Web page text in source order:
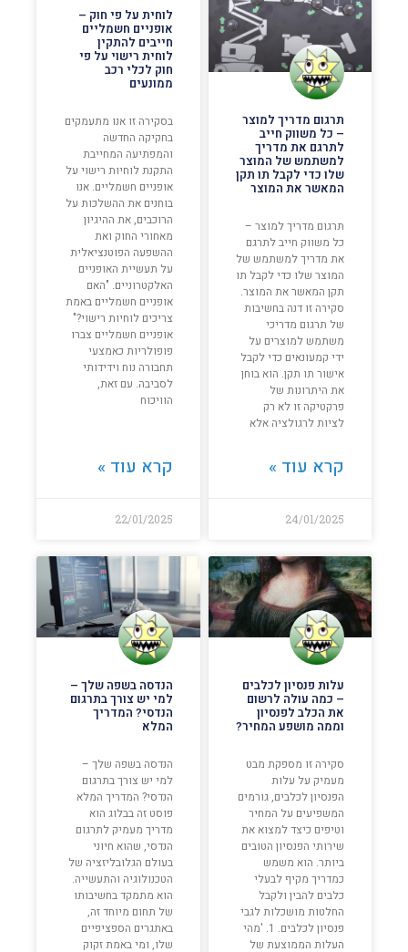
תרגום מדריך למוצר
– כל משווק חייב
לתרגם את מדריך
למשתמש של המוצר
שלו כדי לקבל תו תקן
המאשר את המוצר
תרגום מדריך למוצר –
כל משווק חייב לתרגם
את מדריך למשתמש של
המוצר שלו כדי לקבל תו
תקן המאשר את המוצר.
סקירה זו דנה בחשיבות
של תרגום מדריכי
משתמש למוצרים על
ידי קמעונאים כדי לקבל
אישור תו תקן. הוא בוחן
את היתרונות של
פרקטיקה זו לא רק
לציות לרגולציה אלא
קרא עוד »
24/01/2025
לוחית על פי חוק –
אופניים חשמליים
חייבים להתקין
לוחית רישוי על פי
חוק לכלי רכב
ממונעים
בסקירה זו אנו מתעמקים
בחקיקה החדשה
והמפתיעה המחייבת
התקנת לוחיות רישוי על
אופניים חשמליים. אנו
בוחנים את ההשלכות על
הרוכבים, את ההיגיון
מאחורי החוק ואת
ההשפעה הפוטנציאלית
על תעשיית האופניים
האלקטרוניים. "האם
אופניים חשמליים באמת
צריכים לוחיות רישוי?"
אופניים חשמליים צברו
פופולריות כאמצעי
תחבורה נוח וידידותי
לסביבה. עם זאת,
הוויכוח
קרא עוד »
22/01/2025
עלות פנסיון לכלבים
– כמה עולה לרשום
את הכלב לפנסיון
וממה מושפע המחיר?
סקירה זו מספקת מבט
מעמיק על עלות
הפנסיון לכלבים, גורמים
המשפיעים על המחיר
וטיפים כיצד למצוא את
שירותי הפנסיון הטובים
ביותר. הוא משמש
כמדריך מקיף לבעלי
כלבים להבין ולקבל
החלטות מושכלות לגבי
פנסיון לכלבים. 1. 'מהי
העלות הממוצעת של
הנדסה בשפה שלך –
למי יש צורך בתרגום
הנדסי? המדריך
המלא
הנדסה בשפה שלך –
למי יש צורך בתרגום
הנדסי? המדריך המלא
פוסט זה בבלוג הוא
מדריך מעמיק לתרגום
הנדסי, שהוא חיוני
בעולם הגלובליזציה של
הטכנולוגיה והתעשייה.
הוא מתמקד בחשיבותו
של תחום מיוחד זה,
באתגרים הספציפיים
שלו, ומי באמת זקוק